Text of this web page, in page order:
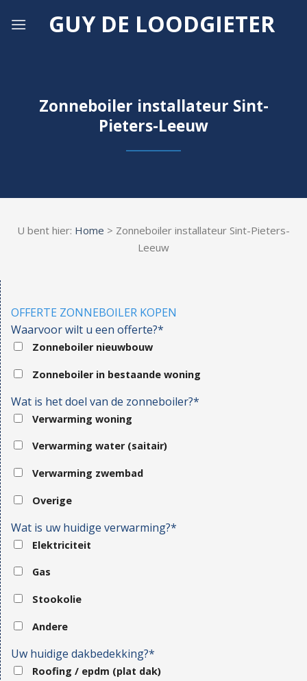
GUY DE LOODGIETER
Zonneboiler installateur Sint-
Pieters-Leeuw
U bent hier: Home > Zonneboiler installateur Sint-Pieters-
Leeuw
OFFERTE ZONNEBOILER KOPEN
Waarvoor wilt u een offerte?*
Zonneboiler nieuwbouw
Zonneboiler in bestaande woning
Wat is het doel van de zonneboiler?*
Verwarming woning
Verwarming water (saitair)
Verwarming zwembad
Overige
Wat is uw huidige verwarming?*
Elektriciteit
Gas
Stookolie
Andere
Uw huidige dakbedekking?*
Roofing / epdm (plat dak)